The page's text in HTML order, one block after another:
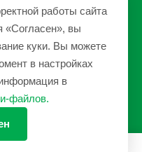
сайта
работы сайта
«Согласен», вы
куки. Вы можете
в настройках
в
файлов.